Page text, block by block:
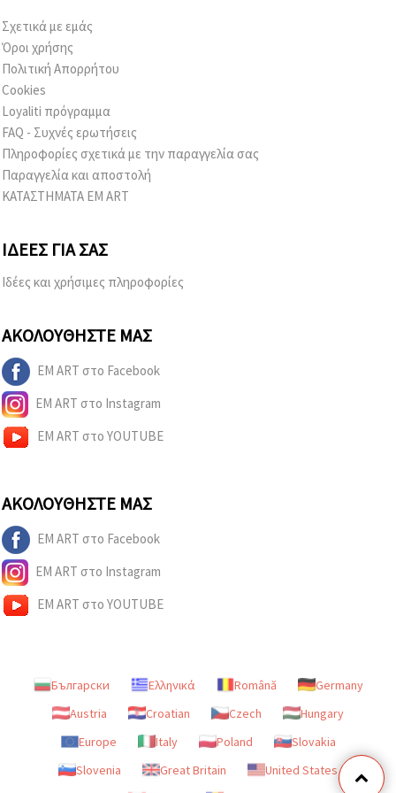
Σχετικά με εμάς
Όροι χρήσης
Πολιτική Απορρήτου
Cookies
Loyaliti πρόγραμμα
FAQ - Συχνές ερωτήσεις
Πληροφορίες σχετικά με την παραγγελία σας
Παραγγελία και αποστολή
ΚΑΤΑΣΤΗΜΑΤΑ EM ART
ΙΔΈΕΣ ΓΙΑ ΣΑΣ
Ιδέες και χρήσιμες πληροφορίες
ΑΚΟΛΟΥΘΉΣΤΕ ΜΑΣ
EM ART στο Facebook
EM ART στο Instagram
EM ART στο YOUTUBE
ΑΚΟΛΟΥΘΉΣΤΕ ΜΑΣ
EM ART στο Facebook
EM ART στο Instagram
EM ART στο YOUTUBE
Български Ελληνικά Română
Germany
Austria
Croatian Czech
Hungary
Europe
Italy Poland
Slovakia
Slovenia
Great Britain
United States